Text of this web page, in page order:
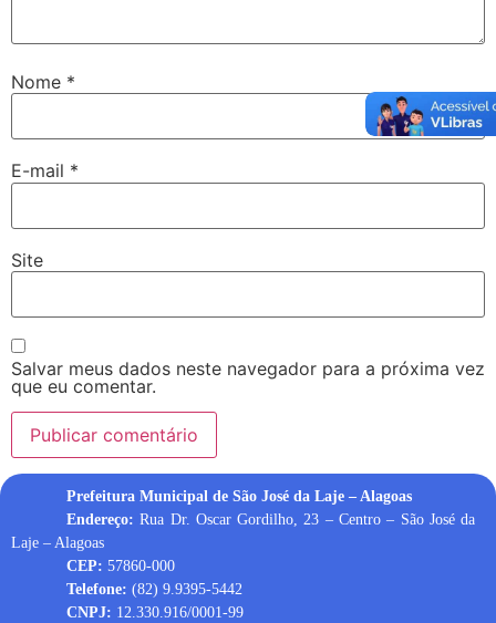
Nome *
E-mail *
Site
Salvar meus dados neste navegador para a próxima vez
que eu comentar.
Prefeitura Municipal de São José da Laje – Alagoas
Endereço: Rua Dr. Oscar Gordilho, 23 –Centro – São José da
Laje – Alagoas
CEP: 57860-000
Telefone: (82) 9.9395-5442
CNPJ: 12.330.916/0001-99